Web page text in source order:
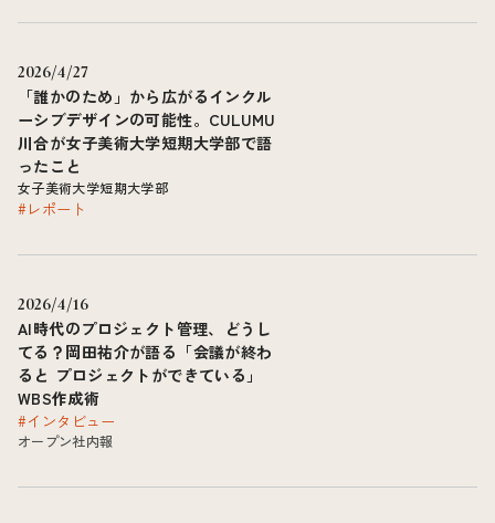
「誰かのため」から広がるインクル
ーシブデザインの可能性。CULUMU
川合が女子美術大学短期大学部で語
ったこと
2026/4/27
女子美術大学短期大学部
#レポート
AI時代のプロジェクト管理、どうし
てる？岡田祐介が語る「会議が終わ
ると プロジェクトができている」
WBS作成術
2026/4/16
#インタビュー
オープン社内報